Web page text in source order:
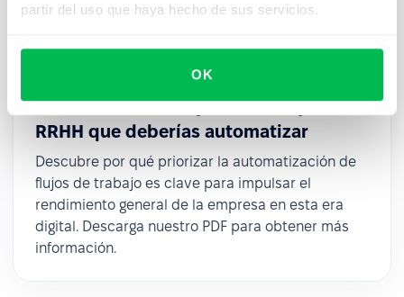
partir del uso que haya hecho de sus servicios.
OK
Plantilla PDF: 10 flujos de trabajo de
RRHH que deberías automatizar
Descubre por qué priorizar la automatización de
flujos de trabajo es clave para impulsar el
rendimiento general de la empresa en esta era
digital. Descarga nuestro PDF para obtener más
información.